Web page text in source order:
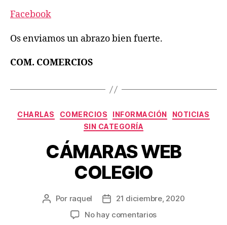
Facebook
Os enviamos un abrazo bien fuerte.
COM. COMERCIOS
Categorías
CHARLAS COMERCIOS INFORMACIÓN
NOTICIAS
SIN CATEGORÍA
CÁMARAS WEB
COLEGIO
Autor
Por raquel
Fecha
la
21 diciembre, 2020
No hay comentariosen